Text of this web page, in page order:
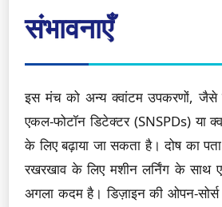
संभावनाएँ
इस मंच को अन्य क्वांटम उपकरणों, जैसे
एकल-फोटॉन डिटेक्टर (SNSPDs) या
के लिए बढ़ाया जा सकता है। दोष का
रखरखाव के लिए मशीन लर्निंग के साथ
अगला कदम है। डिज़ाइन की ओपन-